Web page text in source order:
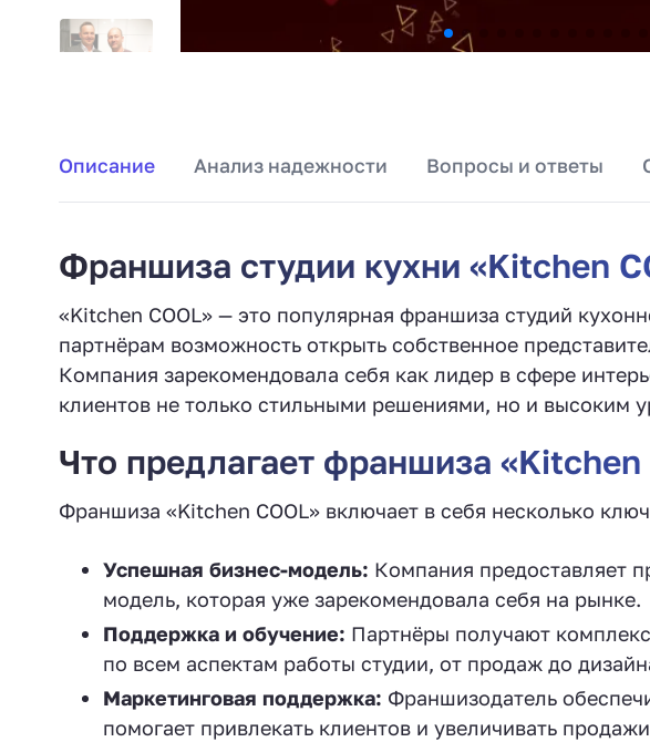
Описание Анализ надежности Вопросы и ответы
Франшиза студии кухни «Kitchen
«Kitchen COOL» — это популярная франшиза студий
партнёрам возможность открыть собственное
Компания зарекомендовала себя как лидер в сфере
клиентов не только стильными решениями, но и высоким
Что предлагает франшиза «Kitchen
Франшиза «Kitchen COOL» включает в себя несколько
Успешная бизнес-модель: Компания предоставляет
модель, которая уже зарекомендовала себя на рынке.
Поддержка и обучение: Партнёры получают
по всем аспектам работы студии, от продаж до
Маркетинговая поддержка: Франшизодатель
помогает привлекать клиентов и увеличивать